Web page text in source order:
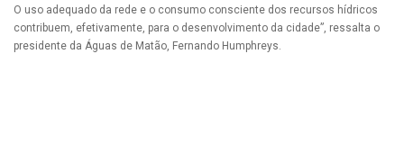
O uso adequado da rede e o consumo consciente dos recursos hídricos
contribuem, efetivamente, para o desenvolvimento da cidade”, ressalta o
presidente da Águas de Matão, Fernando Humphreys.